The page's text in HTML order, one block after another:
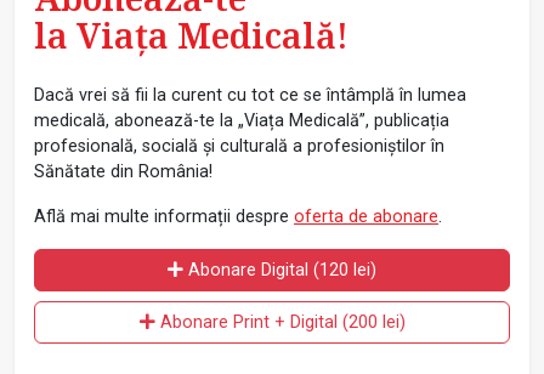
la Viața Medicală!
Dacă vrei să fii la curent cu tot ce se întâmplă în lumea
medicală, abonează-te la „Viața Medicală”, publicația
profesională, socială și culturală a profesioniștilor în
Sănătate din România!
Află mai multe informații despre oferta de abonare.
Abonare Digital (120 lei)
Abonare Print + Digital (200 lei)